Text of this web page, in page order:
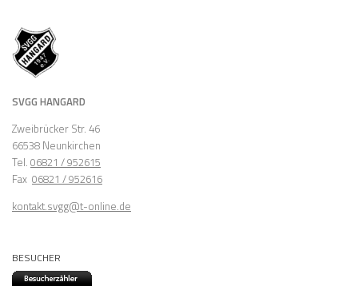
SVGG HANGARD
Zweibrücker Str. 46
66538 Neunkirchen
Tel. 06821 / 952615
Fax 06821 / 952616
kontakt.svgg@t-online.de
BESUCHER